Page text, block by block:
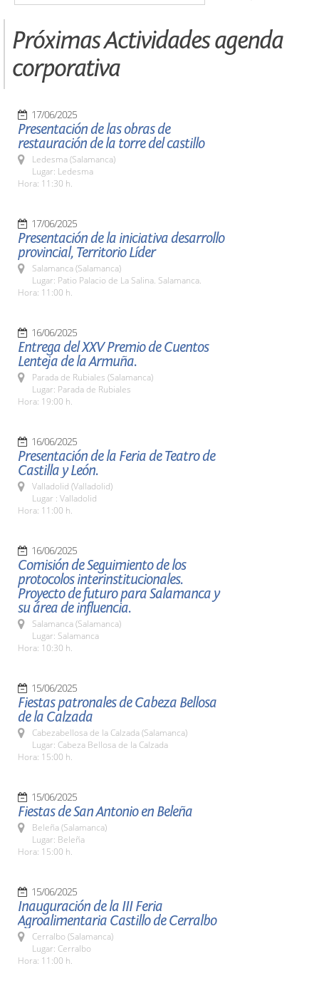
Próximas Actividades agenda
corporativa
17/06/2025
Presentación de las obras de
restauración de la torre del castillo
Ledesma (Salamanca)
Lugar: Ledesma
Hora: 11:30 h.
17/06/2025
Presentación de la iniciativa desarrollo
provincial, Territorio Líder
Salamanca (Salamanca)
Lugar: Patio Palacio de La Salina. Salamanca.
Hora: 11:00 h.
16/06/2025
Entrega del XXV Premio de Cuentos
Lenteja de la Armuña.
Parada de Rubiales (Salamanca)
Lugar: Parada de Rubiales
Hora: 19:00 h.
16/06/2025
Presentación de la Feria de Teatro de
Castilla y León.
Valladolid (Valladolid)
Lugar : Valladolid
Hora: 11:00 h.
16/06/2025
Comisión de Seguimiento de los
protocolos interinstitucionales.
Proyecto de futuro para Salamanca y
su área de influencia.
Salamanca (Salamanca)
Lugar: Salamanca
Hora: 10:30 h.
15/06/2025
Fiestas patronales de Cabeza Bellosa
de la Calzada
Cabezabellosa de la Calzada (Salamanca)
Lugar: Cabeza Bellosa de la Calzada
Hora: 15:00 h.
15/06/2025
Fiestas de San Antonio en Beleña
Beleña (Salamanca)
Lugar: Beleña
Hora: 15:00 h.
15/06/2025
Inauguración de la III Feria
Agroalimentaria Castillo de Cerralbo
Cerralbo (Salamanca)
Lugar: Cerralbo
Hora: 11:00 h.